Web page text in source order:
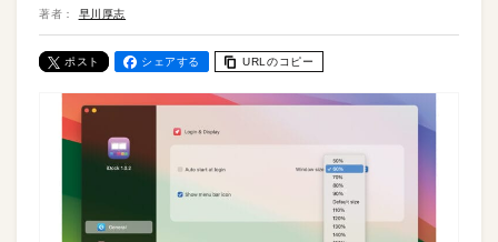
著者： 早川厚志
ポスト シェアする URLのコピー